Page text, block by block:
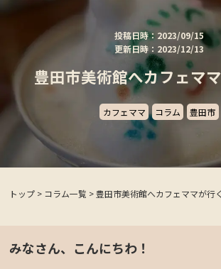
投稿日時：2023/09/15
更新日時：2023/12/13
豊田市美術館へカフェマ
カフェママ コラム 豊田市
トップ > コラム一覧 >豊田市美術館へカフェママが行
みなさん、こんにちわ！